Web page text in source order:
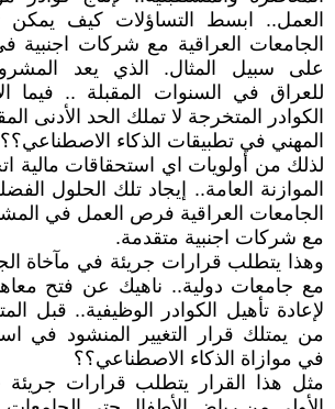
العمل.. ابسط التساؤلات كيف
الجامعات العراقية مع شركات اجنبية
على سبيل المثال. الذي يعد
للعراق في السنوات المقبلة .. فيما
الكوادر المتخرجة لا تملك الحد الأدنى
المهني في تطبيقات الذكاء
لذلك من أولويات اي استحقاقات مالية
الموازنة العامة.. إيجاد تلك الحلول
الجامعات العراقية فرص العمل في
مع شركات اجنبية متقدمة.
وهذا يتطلب قرارات جريئة في مآخاة
مع جامعات دولية.. ناهيك عن فتح
لإعادة تأهيل الكوادر الوظيفية.. قبل
من يمتلك قرار التغيير المنشود في
في موازاة الذكاء الاصطناعي؟؟
مثل هذا القرار يتطلب قرارات جريئة